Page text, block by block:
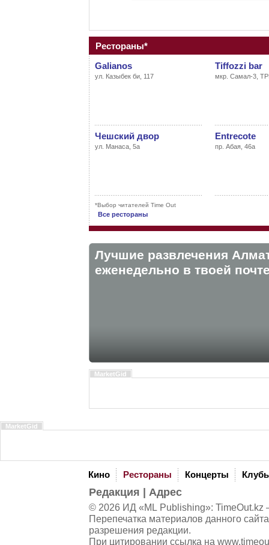
Рестораны*
Galianos
ул. Казыбек би, 117
Tiffozzi bar
мкр. Самал-3,
Чешский двор
ул. Манаса, 5а
Entrecote
пр. Абая, 46а
*Выбор читателей Time Out
Все рестораны
Лучшие развлечения
eженедельно в твоей
MarketGid
MarketGid
Кино Рестораны Концерты
Редакция Адрес
© 2026 ИД «ML Publishing»: TimeOut.kz
Перепечатка материалов данного
разрешения редакции.
При цитировании ссылка на